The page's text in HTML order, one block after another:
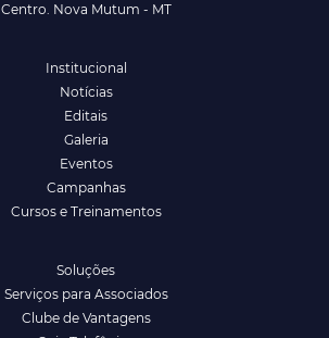
Centro. Nova Mutum - MT
Institucional
Notícias
Editais
Galeria
Eventos
Campanhas
Cursos e Treinamentos
Soluções
Serviços para Associados
Clube de Vantagens